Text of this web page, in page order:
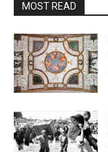
MOST READ